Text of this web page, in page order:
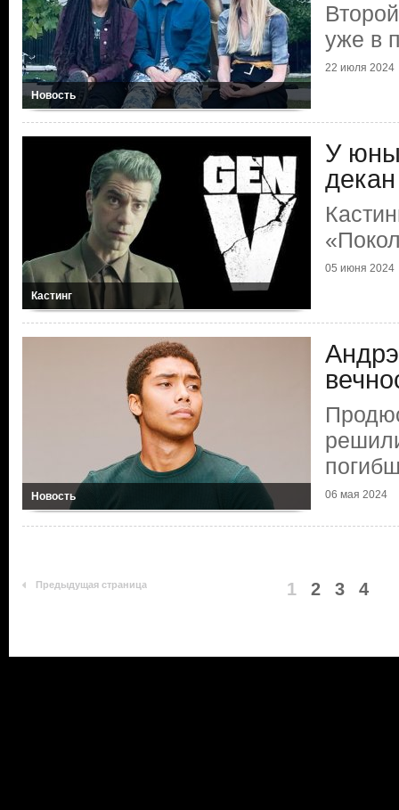
Новость
уже в
22 июля 2024
Кастинг
У
декан
05 июня 2024
Новость 06 мая 2024
Предыдущая страница 1 2 3 4